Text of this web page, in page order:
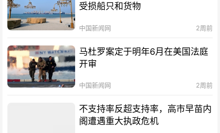
受损船只和货物
中国新闻网 2周前
马杜罗案定于明年6月在美国法庭
开审
中国新闻网 2周前
不支持率反超支持率，高市早苗内
阁遭遇重大执政危机